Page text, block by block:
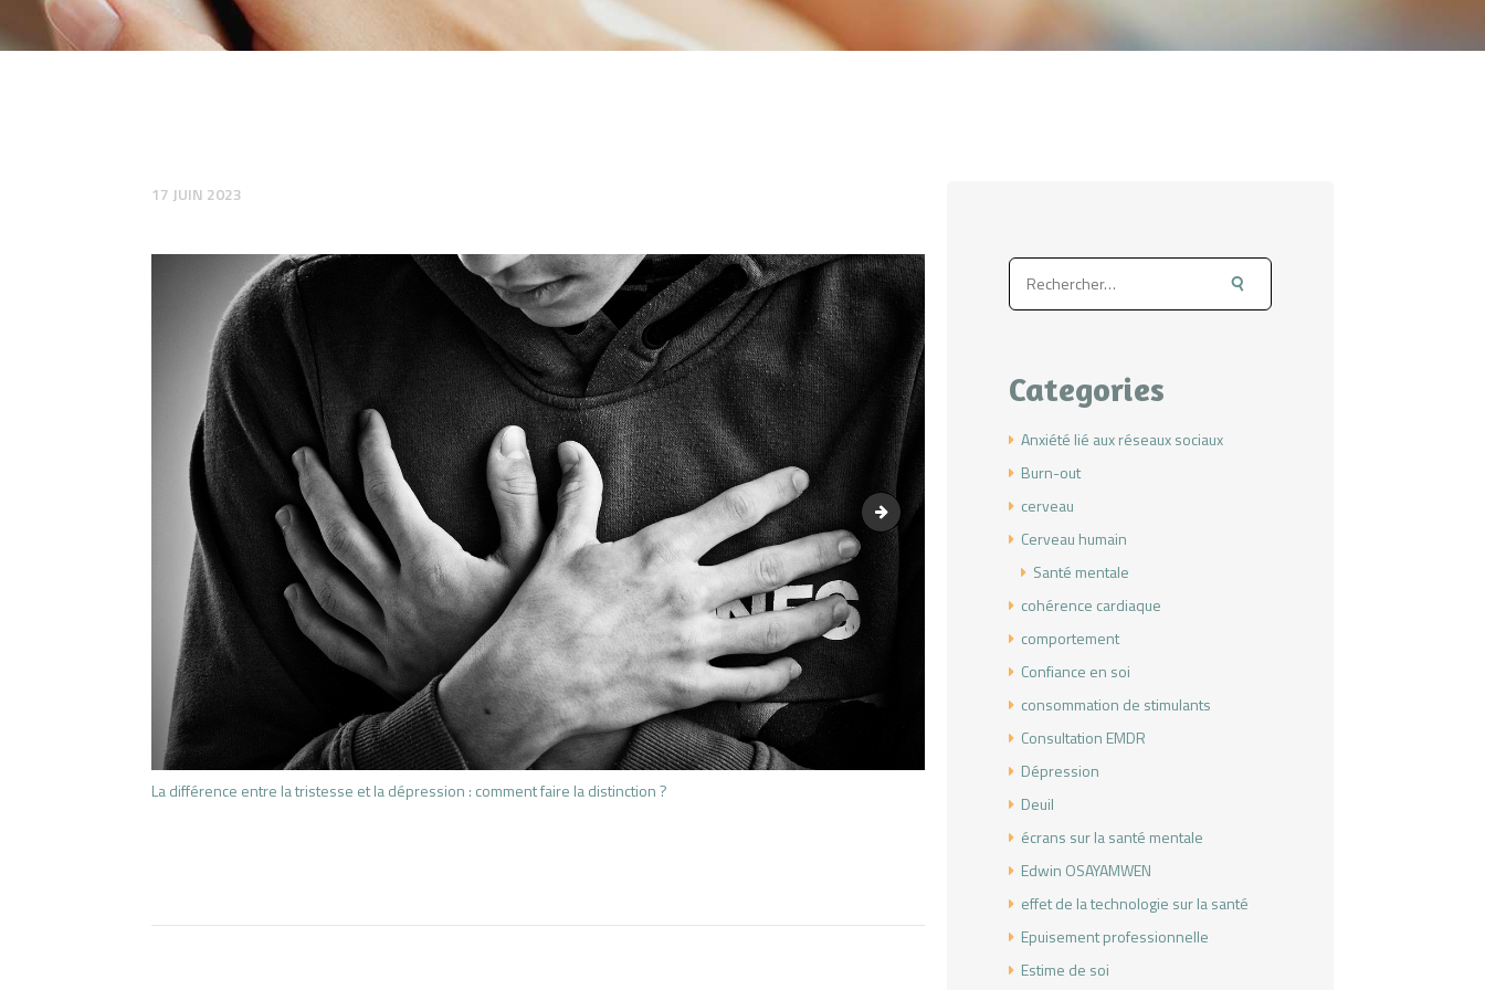
17 JUIN 2023
Dépression, consulter un psy
La différence entre la tristesse et la dépression : comment faire la distinction ?
Rechercher :
Categories
Anxiété lié aux réseaux sociaux
Burn-out
cerveau
Cerveau humain
Santé mentale
cohérence cardiaque
comportement
Confiance en soi
consommation de stimulants
Consultation EMDR
Dépression
Deuil
écrans sur la santé mentale
Edwin OSAYAMWEN
effet de la technologie sur la santé
Epuisement professionnelle
Estime de soi